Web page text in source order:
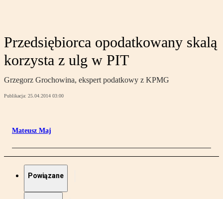
Przedsiębiorca opodatkowany skalą
korzysta z ulg w PIT
Grzegorz Grochowina, ekspert podatkowy z KPMG
Publikacja: 25.04.2014 03:00
Mateusz Maj
Powiązane